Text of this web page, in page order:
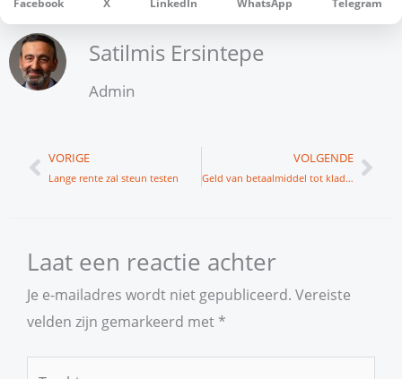
Facebook X LinkedIn WhatsApp Telegram
Satilmis Ersintepe
Admin
Vorige
VORIGE
Lange rente zal steun testen
VOLGENDE
Geld van betaalmiddel tot kladpapier
Laat een reactie achter
Je e-mailadres wordt niet gepubliceerd. Vereiste
velden zijn gemarkeerd met *